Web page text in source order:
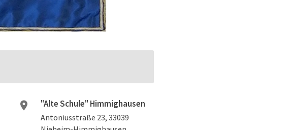
"Alte Schule" Himmighausen
Antoniusstraße 23, 33039